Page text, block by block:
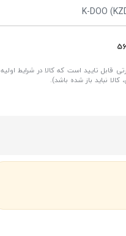
K-DOO
قابل تایید است که کالا در شرایط اولیه
نباید باز شده باشد).